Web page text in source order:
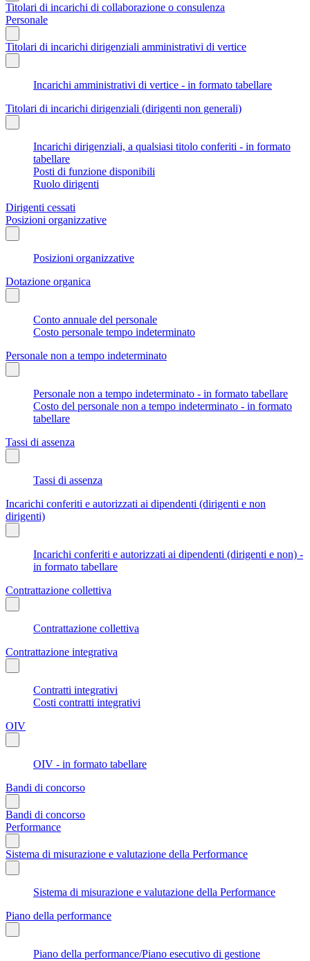
Titolari di incarichi di collaborazione o consulenza
Personale
Titolari di incarichi dirigenziali amministrativi di vertice
Incarichi amministrativi di vertice - in formato tabellare
Titolari di incarichi dirigenziali (dirigenti non generali)
Incarichi dirigenziali, a qualsiasi titolo conferiti - in formato
tabellare
Posti di funzione disponibili
Ruolo dirigenti
Dirigenti cessati
Posizioni organizzative
Posizioni organizzative
Dotazione organica
Conto annuale del personale
Costo personale tempo indeterminato
Personale non a tempo indeterminato
Personale non a tempo indeterminato - in formato tabellare
Costo del personale non a tempo indeterminato - in formato
tabellare
Tassi di assenza
Tassi di assenza
Incarichi conferiti e autorizzati ai dipendenti (dirigenti e non
dirigenti)
Incarichi conferiti e autorizzati ai dipendenti (dirigenti e non) -
in formato tabellare
Contrattazione collettiva
Contrattazione collettiva
Contrattazione integrativa
Contratti integrativi
Costi contratti integrativi
OIV
OIV - in formato tabellare
Bandi di concorso
Bandi di concorso
Performance
Sistema di misurazione e valutazione della Performance
Sistema di misurazione e valutazione della Performance
Piano della performance
Piano della performance/Piano esecutivo di gestione